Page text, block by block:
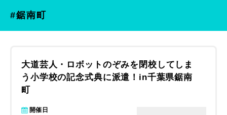
#鋸南町
大道芸人・ロボットのぞみを閉校してしま
う小学校の記念式典に派遣！in千葉県鋸南
町
開催日